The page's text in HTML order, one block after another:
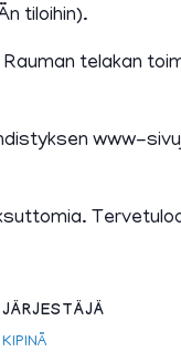
tiloihin).
telakan
www-
JÄRJESTÄJÄ
KIPINÄ